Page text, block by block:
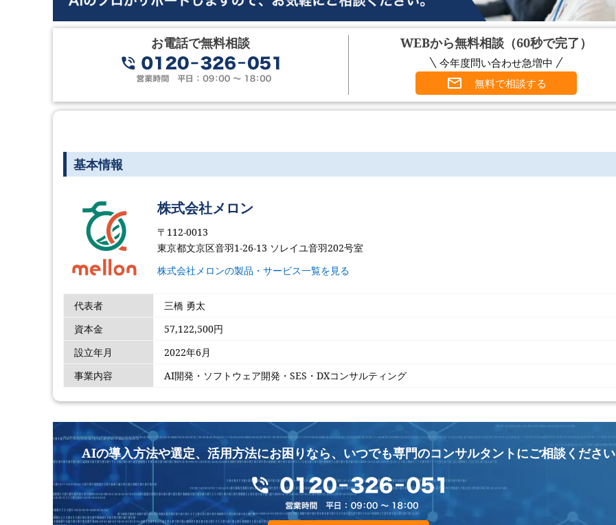
お電話で無料相談 WEBから無料相談（60秒で完了）
今年度問い合わせ急増中
無料で相談する
基本情報
株式会社メロン
〒112-0013
東京都文京区音羽1-26-13 ソレイユ音羽202号室
株式会社メロンの製品・サービス一覧を見る
代表者
三橋 勇太
資本金
57,122,500円
設立年月
2022年6月
事業内容
AI開発・ソフトウェア開発・SES・DXコンサルティング
AIの導入方法や選定、活用方法にお困りなら、 いつでも専門のコンサルタントにご相談ください